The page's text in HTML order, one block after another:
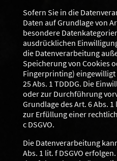
Sofern Sie in die
Daten auf Grundlage von
besondere
ausdrücklichen
die Datenverarbeitung
Speicherung von Cookies
Fingerprinting)
25 Abs. 1 TDDDG. Die
oder zur Durchführung
Grundlage des Art. 6 Abs.
zur Erfüllung einer
c DSGVO.
Die Datenverarbeitung
Abs. 1 lit. f DSGVO